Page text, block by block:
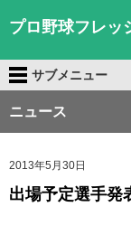
プロ野球フレッ
サブメニュー
ニュース
2013年5月30日
出場予定選手発